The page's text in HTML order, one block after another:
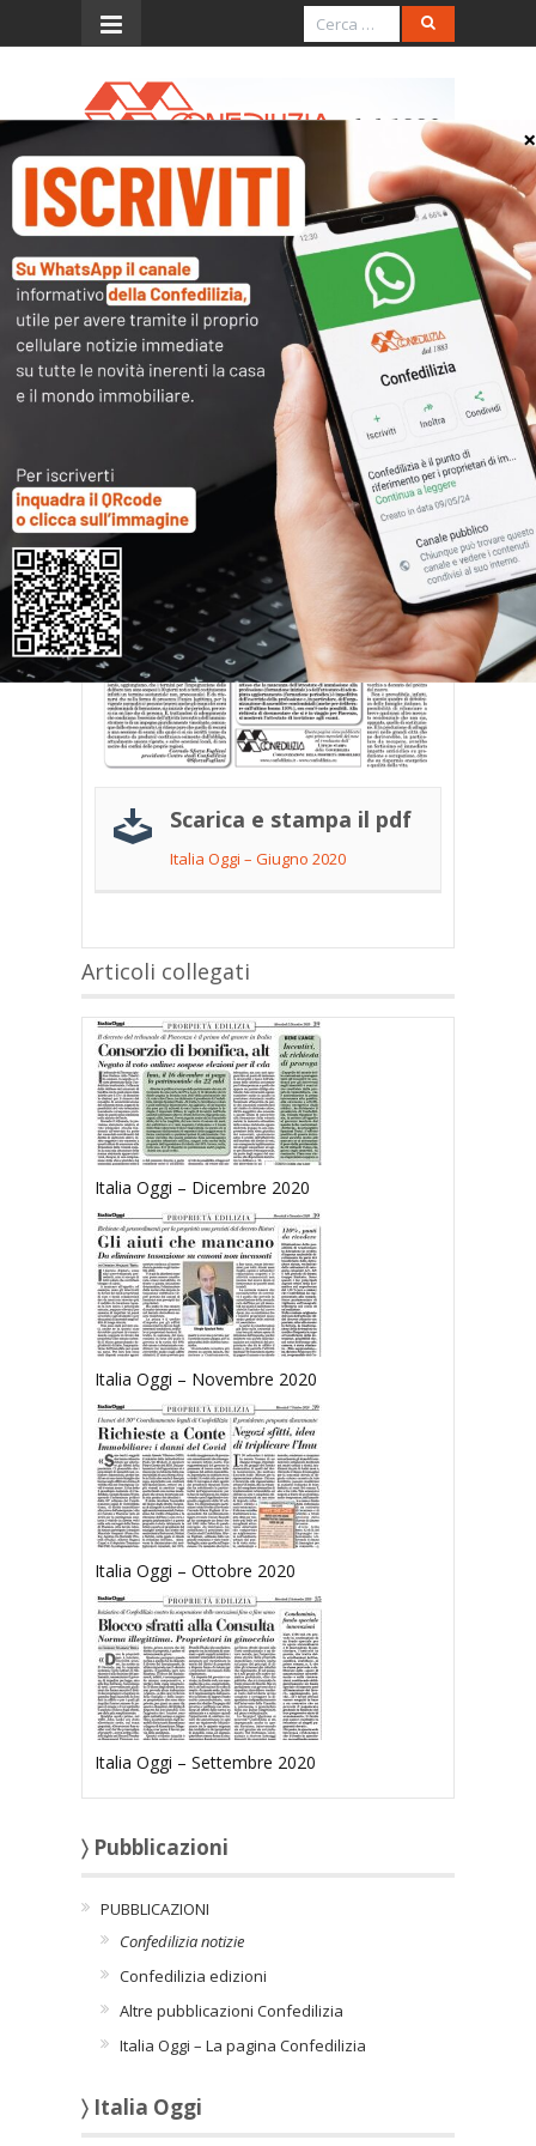
Menu
Italia Oggi – Giugno 2020
Scarica e stampa il pdf
Italia Oggi – Giugno 2020
Articoli collegati
Italia Oggi – Dicembre 2020
Italia Oggi – Novembre 2020
Italia Oggi – Ottobre 2020
Italia Oggi – Settembre 2020
〉 Pubblicazioni
PUBBLICAZIONI
Confedilizia notizie
Confedilizia edizioni
Altre pubblicazioni Confedilizia
Italia Oggi – La pagina Confedilizia
〉 Italia Oggi